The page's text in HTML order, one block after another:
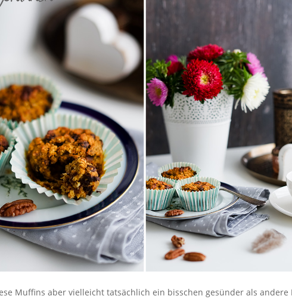
Muffins aber vielleicht tatsächlich ein bisschen gesünder als andere